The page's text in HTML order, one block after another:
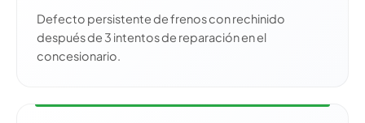
Defecto persistente de frenos con rechinido
después de 3 intentos de reparación en el
concesionario.